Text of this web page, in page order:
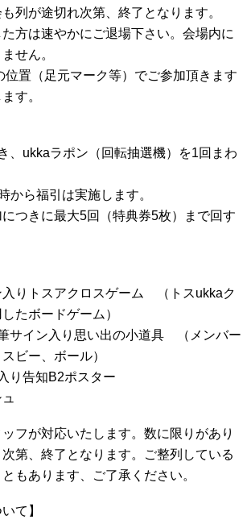
列が途切れ次第、終了となります。
た方は速やかにご退場下さい。会場内に
せん。
位置（足元マーク等）でご参加頂きます
す。
、ukkaラポン（回転抽選機）を1回まわ
から福引は実施します。
につきに最大5回（特典券5枚）まで回す
入りトスアクロスゲーム （トスukkaク
たボードゲーム）
サイン入り思い出の小道具 （メンバー
ビー、ボール）
り告知B2ポスター
フが対応いたします。数に限りがあり
第、終了となります。ご整列している
もあります、ご了承ください。
て】